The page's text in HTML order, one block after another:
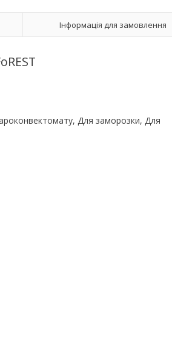
Інформація для замовлення
Для заморозки, Для